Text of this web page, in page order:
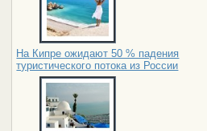
На Кипре ожидают 50 % падения
туристического потока из России